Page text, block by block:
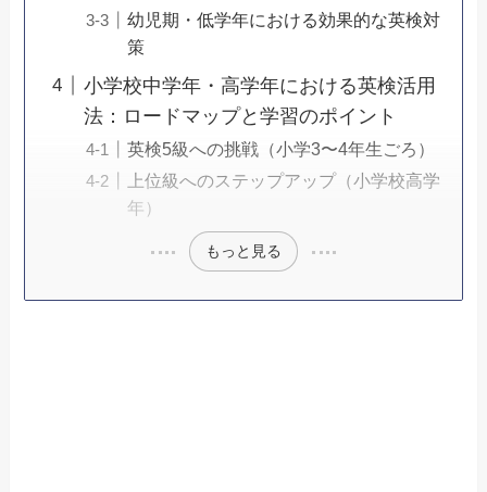
幼児期・低学年における効果的な英検対
策
小学校中学年・高学年における英検活用
法：ロードマップと学習のポイント
英検5級への挑戦（小学3〜4年生ごろ）
上位級へのステップアップ（小学校高学
年）
もっと見る